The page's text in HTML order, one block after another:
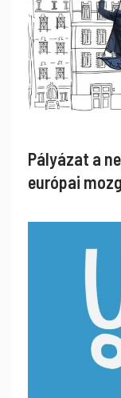
Pályázat a
európai